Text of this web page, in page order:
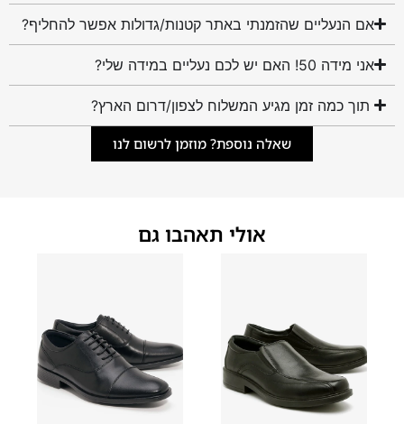
אם הנעליים שהזמנתי באתר קטנות/גדולות אפשר להחליף?
אני מידה 50! האם יש לכם נעליים במידה שלי?
תוך כמה זמן מגיע המשלוח לצפון/דרום הארץ?
שאלה נוספת? מוזמן לרשום לנו
אולי תאהבו גם
40
41
42
43
44
40
41
42
43